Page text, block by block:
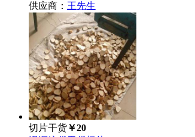
供应商： 王先生
切片干货￥20